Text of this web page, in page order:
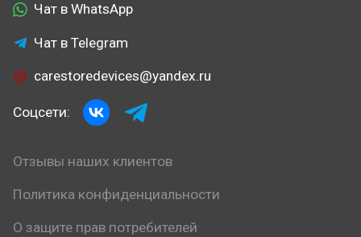
Чат в WhatsApp
Чат в Telegram
carestoredevices@yandex.ru
Соцсети:
Отзывы наших клиентов
Политика конфиденциальности
О защите прав потребителей